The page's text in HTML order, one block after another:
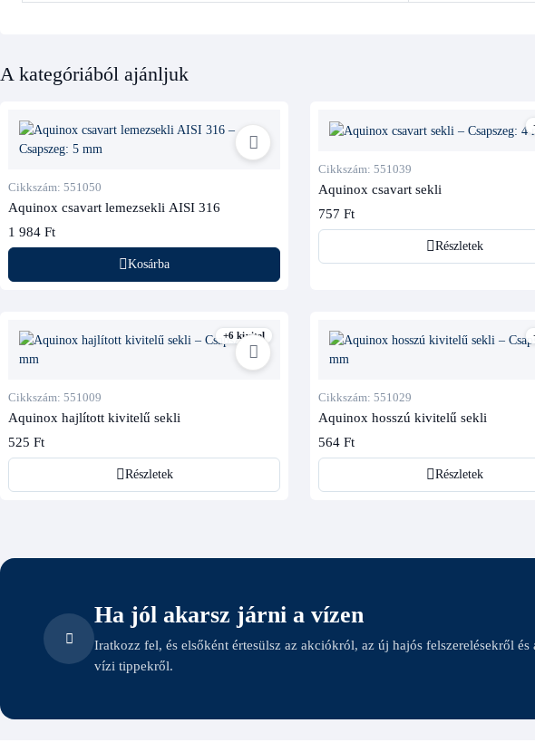
A kategóriából ajánljuk
Cikkszám: 551050
Aquinox csavart lemezsekli AISI 316
1 984 Ft
Kosárba
Cikkszám: 551039
Aquinox csavart sekli
757 Ft
Részletek
+6 kivitel
Cikkszám: 551009
Aquinox hajlított kivitelű sekli
525 Ft
Részletek
Cikkszám: 551029
Aquinox hosszú kivitelű sekli
564 Ft
Részletek
Ha jól akarsz járni a vízen
Iratkozz fel, és elsőként értesülsz az akciókról, az új hajós felszerelésekről és
vízi tippekről.